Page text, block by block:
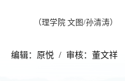
（理学院 文图/孙清涛）
编辑：原悦 / 审核：董文祥